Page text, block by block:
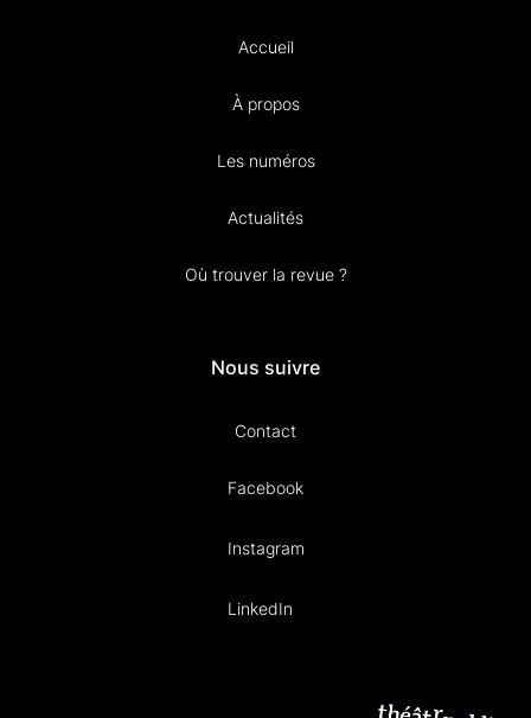
Accueil
À propos
Les numéros
Actualités
Où trouver la revue ?
Nous suivre
Contact
Facebook
Instagram
LinkedIn